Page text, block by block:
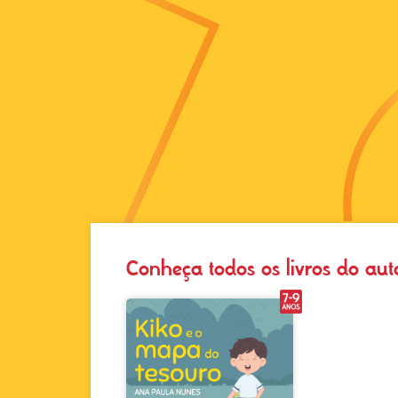
Conheça todos os livros do